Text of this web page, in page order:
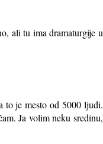
ali tu ima dramaturgije u
to je mesto od 5000 ljudi.
Ja volim neku sredinu,